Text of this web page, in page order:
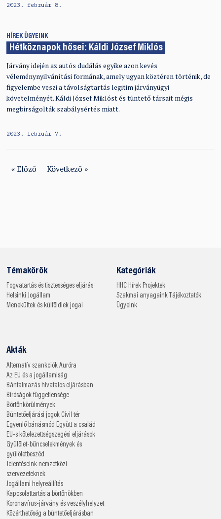
2023. február 8.
HÍREK ÜGYEINK
Hétköznapok hősei: Káldi József Miklós
Járvány idején az autós dudálás egyike azon kevés
véleménynyilvánítási formának, amely ugyan köztéren történik, de
figyelembe veszi a távolságtartás legitim járványügyi
követelményét. Káldi József Miklóst és tüntető társait mégis
megbirságolták szabálysértés miatt.
2023. február 7.
« Előző Következő »
Témakörök
Fogvatartás és tisztességes eljárás
Helsinki Jogállam
Menekültek és külföldiek jogai
Kategóriák
HHC Hírek Projektek
Szakmai anyagaink Tájékoztatók
Ügyeink
Akták
Alternatív szankciók Auróra
Az EU és a jogállamiság
Bántalmazás hivatalos eljárásban
Bíróságok függetlensége
Börtönkörülmények
Büntetőeljárási jogok Civil tér
Egyenlő bánásmód Együtt a család
EU-s kötelezettségszegési eljárások
Gyűlölet-bűncselekmények és
gyűlöletbeszéd
Jelentéseink nemzetközi
szervezeteknek
Jogállami helyreállítás
Kapcsolattartás a börtönökben
Koronavírus-járvány és veszélyhelyzet
Közérthetőség a büntetőeljárásban